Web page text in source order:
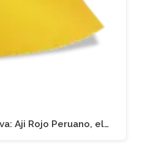
Aji Rojo Peruano, el…